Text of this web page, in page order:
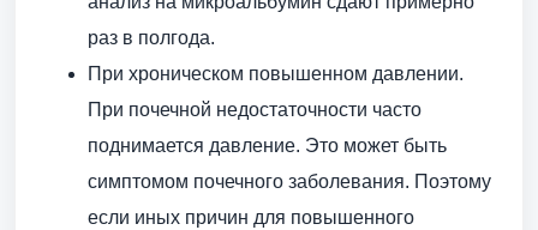
раз в полгода.
При хроническом повышенном давлении.
При почечной недостаточности часто
поднимается давление. Это может быть
симптомом почечного заболевания. Поэтому
если иных причин для повышенного